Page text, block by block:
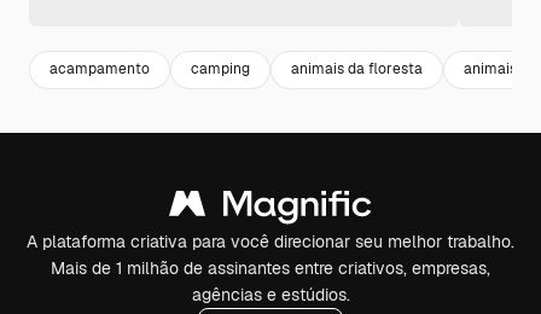
acampamento camping animais da floresta animais
A plataforma criativa para você direcionar seu melhor trabalho.
Mais de 1 milhão de assinantes entre criativos, empresas,
agências e estúdios.